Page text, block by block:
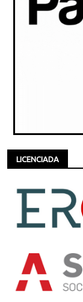
LICENCIADA